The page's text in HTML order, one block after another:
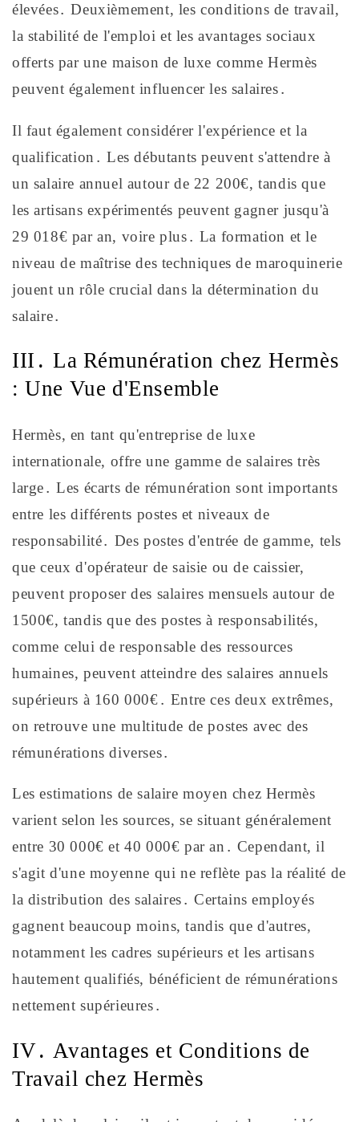
élevées․ Deuxièmement, les conditions de travail,
la stabilité de l'emploi et les avantages sociaux
offerts par une maison de luxe comme Hermès
peuvent également influencer les salaires․
Il faut également considérer l'expérience et la
qualification․ Les débutants peuvent s'attendre à
un salaire annuel autour de 22 200€, tandis que
les artisans expérimentés peuvent gagner jusqu'à
29 018€ par an, voire plus․ La formation et le
niveau de maîtrise des techniques de maroquinerie
jouent un rôle crucial dans la détermination du
salaire․
III․ La Rémunération chez Hermès
: Une Vue d'Ensemble
Hermès, en tant qu'entreprise de luxe
internationale, offre une gamme de salaires très
large․ Les écarts de rémunération sont importants
entre les différents postes et niveaux de
responsabilité․ Des postes d'entrée de gamme, tels
que ceux d'opérateur de saisie ou de caissier,
peuvent proposer des salaires mensuels autour de
1500€, tandis que des postes à responsabilités,
comme celui de responsable des ressources
humaines, peuvent atteindre des salaires annuels
supérieurs à 160 000€․ Entre ces deux extrêmes,
on retrouve une multitude de postes avec des
rémunérations diverses․
Les estimations de salaire moyen chez Hermès
varient selon les sources, se situant généralement
entre 30 000€ et 40 000€ par an․ Cependant, il
s'agit d'une moyenne qui ne reflète pas la réalité de
la distribution des salaires․ Certains employés
gagnent beaucoup moins, tandis que d'autres,
notamment les cadres supérieurs et les artisans
hautement qualifiés, bénéficient de rémunérations
nettement supérieures․
IV․ Avantages et Conditions de
Travail chez Hermès